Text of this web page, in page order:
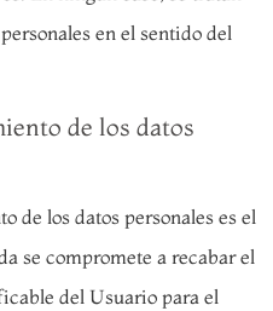
en el sentido del
de los datos
de los datos personales es el
se compromete a recabar el
del Usuario para el